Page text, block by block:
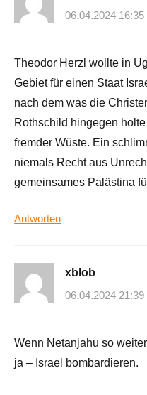
06.04.2024 16:35
Theodor Herzl wollte in
Gebiet für einen Staat
nach dem was die
Rothschild hingegen
fremder Wüste. Ein
niemals Recht aus
gemeinsames Palästina
Antworten
xblob
06.04.2024 21:39
Wenn Netanjahu so
ja – Israel bombardieren.